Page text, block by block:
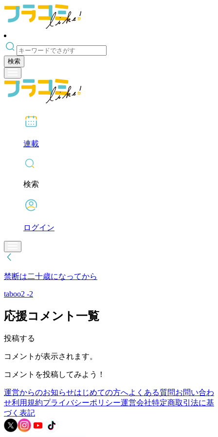
検索
連載
検索
ログイン
禁断は二十歳になってから
taboo2 -2
応援コメント一覧
投稿する
コメントが表示されます。
コメントを投稿してみよう！
運営からのお知らせはじめての方へよくある質問お問い合わ
せ利用規約プライバシーポリシー運営会社特定商取引法に基
づく表記